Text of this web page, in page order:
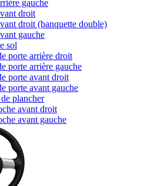
gauche
droit
droit (banquette double)
gauche
sol
porte arrière droit
porte arrière gauche
porte avant droit
porte avant gauche
plancher
avant droit
avant gauche